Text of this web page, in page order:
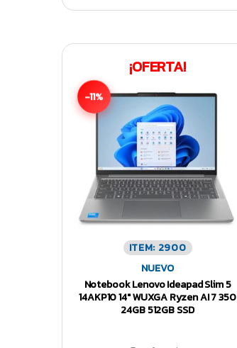
¡OFERTA!
-11%
ITEM: 2900
NUEVO
Notebook Lenovo Ideapad Slim 5
14AKP10 14″ WUXGA Ryzen AI 7 350
24GB 512GB SSD